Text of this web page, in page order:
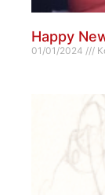
Happy
01/01/2024